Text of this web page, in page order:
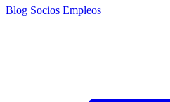
Blog Socios Empleos